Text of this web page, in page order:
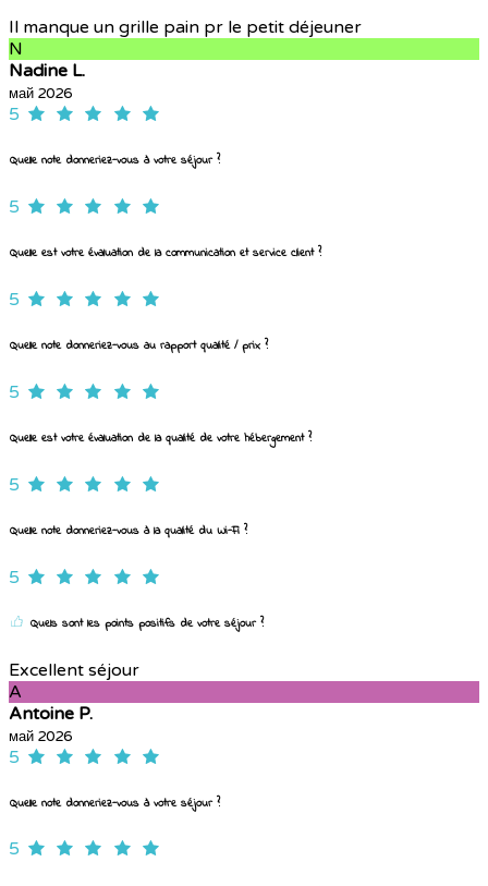
Il manque un grille pain pr le petit déjeuner
N
Nadine L.
май 2026
5
Quelle note donneriez-vous à votre séjour ?
5
Quelle est votre évaluation de la communication et service client ?
5
Quelle note donneriez-vous au rapport qualité / prix ?
5
Quelle est votre évaluation de la qualité de votre hébergement ?
5
Quelle note donneriez-vous à la qualité du Wi-Fi ?
5
Quels sont les points positifs de votre séjour ?
Excellent séjour
A
Antoine P.
май 2026
5
Quelle note donneriez-vous à votre séjour ?
5